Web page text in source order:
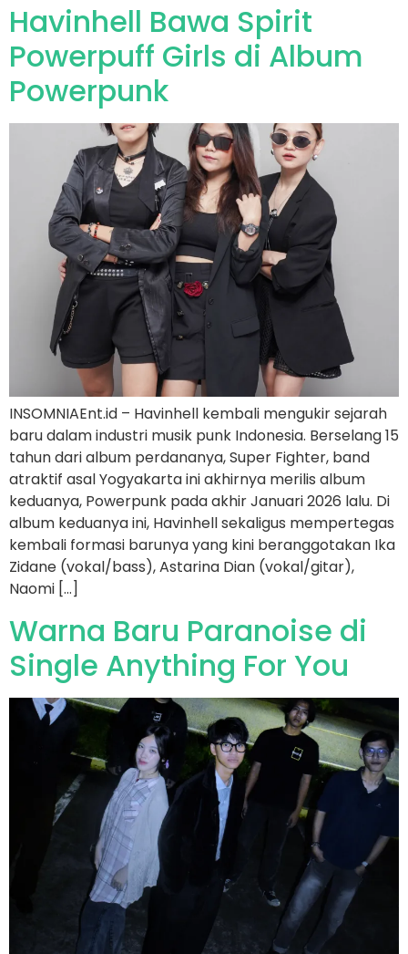
Havinhell Bawa Spirit
Powerpuff Girls di Album
Powerpunk
INSOMNIAEnt.id – Havinhell kembali mengukir sejarah
baru dalam industri musik punk Indonesia. Berselang 15
tahun dari album perdananya, Super Fighter, band
atraktif asal Yogyakarta ini akhirnya merilis album
keduanya, Powerpunk pada akhir Januari 2026 lalu. Di
album keduanya ini, Havinhell sekaligus mempertegas
kembali formasi barunya yang kini beranggotakan Ika
Zidane (vokal/bass), Astarina Dian (vokal/gitar),
Naomi […]
Warna Baru Paranoise di
Single Anything For You